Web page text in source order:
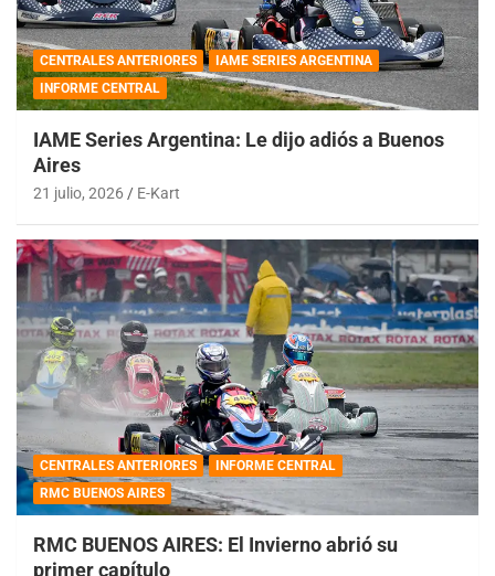
CENTRALES ANTERIORES
IAME SERIES ARGENTINA
INFORME CENTRAL
IAME Series Argentina: Le dijo adiós a Buenos
Aires
21 julio, 2026 E-Kart
CENTRALES ANTERIORES
INFORME CENTRAL
RMC BUENOS AIRES
RMC BUENOS AIRES: El Invierno abrió su
primer capítulo